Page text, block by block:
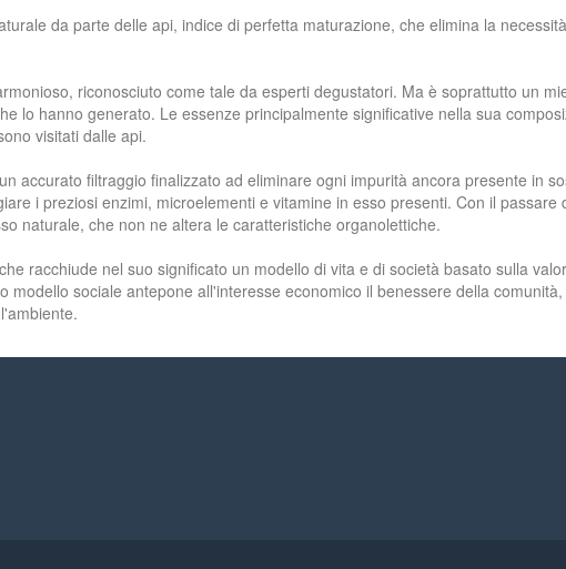
da parte delle api, indice di perfetta maturazione, che elimina la
riconosciuto come tale da esperti degustatori. Ma è soprattutto un
lo hanno generato. Le essenze principalmente significative nella sua
visitati dalle api.
accurato filtraggio finalizzato ad eliminare ogni impurità ancora presente in
i preziosi enzimi, microelementi e vitamine in esso presenti. Con il passare
naturale, che non ne altera le caratteristiche organolettiche.
racchiude nel suo significato un modello di vita e di società basato sulla
sociale antepone all'interesse economico il benessere della